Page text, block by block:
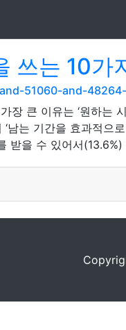
쓰는 10가
51060-and-
장 큰 이유는 ‘원하는
남는 기간을 효과적으
받을 수 있어서(13.6%)